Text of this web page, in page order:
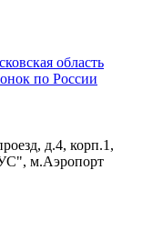
область
по России
д.4, корп.1,
м.Аэропорт